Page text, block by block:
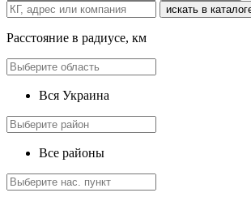
искать в
Расстояние в радиусе, км
Вся Украина
Все районы